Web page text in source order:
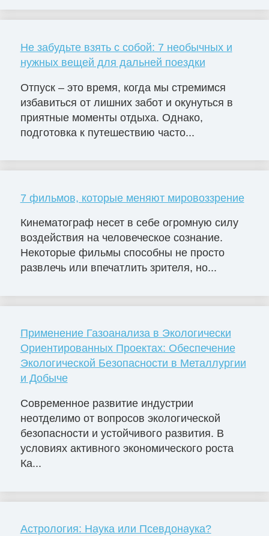
Не забудьте взять с собой: 7 необычных и
нужных вещей для дальней поездки
Отпуск – это время, когда мы стремимся
избавиться от лишних забот и окунуться в
приятные моменты отдыха. Однако,
подготовка к путешествию часто...
7 фильмов, которые меняют мировоззрение
Кинематограф несет в себе огромную силу
воздействия на человеческое сознание.
Некоторые фильмы способны не просто
развлечь или впечатлить зрителя, но...
Применение Газоанализа в Экологически
Ориентированных Проектах: Обеспечение
Экологической Безопасности в Металлургии
и Добыче
Современное развитие индустрии
неотделимо от вопросов экологической
безопасности и устойчивого развития. В
условиях активного экономического роста
Ка...
Астрология: Наука или Псевдонаука?